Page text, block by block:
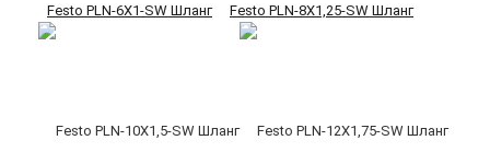
Festo PLN-6X1-SW Шланг Festo PLN-8X1,25-SW Шланг